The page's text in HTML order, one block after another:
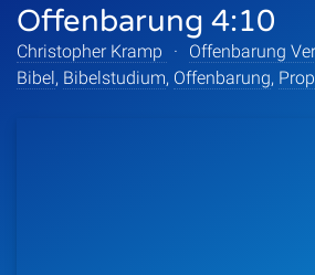
Offenbarung 4:10
Christopher Kramp · Offenbarung
Bibel, Bibelstudium, Offenbarung,